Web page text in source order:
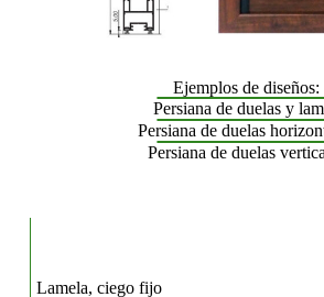
Ejemplos de diseños:
Persiana de duelas y
Persiana de duelas
Persiana de duelas
Lamela, ciego fijo